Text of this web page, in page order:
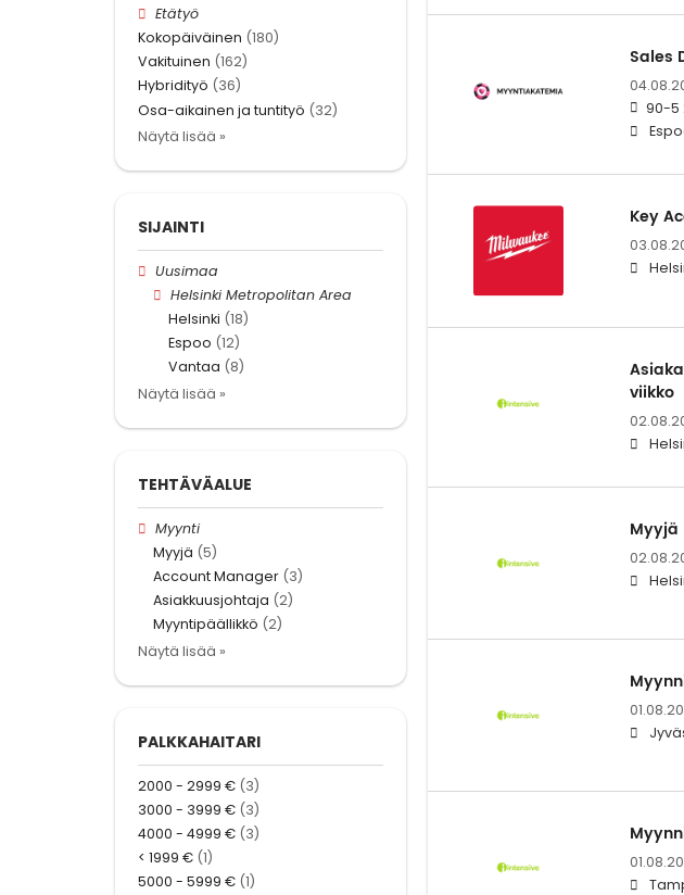
Sales
90-5
Key
viikko
Myyjä
Etätyö
Kokopäiväinen (180)
Vakituinen (162)
Hybridityö (36)
Osa-aikainen ja tuntityö (32)
Näytä lisää »
SIJAINTI
Uusimaa
Helsinki Metropolitan Area
Helsinki (18)
Espoo (12)
Vantaa (8)
Näytä lisää »
TEHTÄVÄALUE
Myynti
Myyjä (5)
Account Manager (3)
Asiakkuusjohtaja (2)
Myyntipäällikkö (2)
Näytä lisää »
PALKKAHAITARI
2000 - 2999 € (3)
3000 - 3999 € (3)
4000 - 4999 € (3)
< 1999 € (1)
5000 - 5999 € (1)